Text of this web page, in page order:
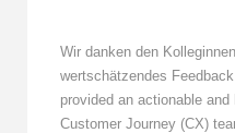
Wir danken den
wertschätzendes
provided an actionable
Customer Journey (CX)